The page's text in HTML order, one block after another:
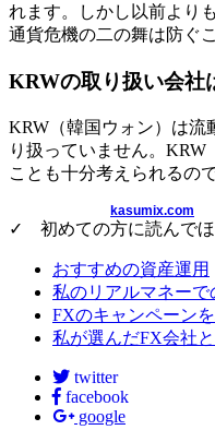
れます。しかし以前より
通貨危機の二の舞は防ぐ
KRWの取り扱い会社
KRW（韓国ウォン）は流
り扱っていません。
ことも十分考えられるの
kasumix.com
✓ 初めての方に読んで
おすすめの資産運用
私のリアルマネー
FXのキャンペーン
私が選んだFX会社
twitter
facebook
google